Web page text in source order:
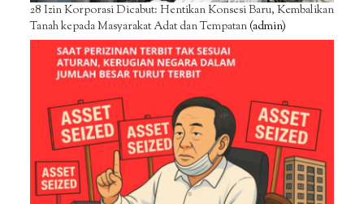
28 Izin Korporasi Dicabut: Hentikan Konsesi Baru, Kembalikan
Tanah kepada Masyarakat Adat dan Tempatan(admin)